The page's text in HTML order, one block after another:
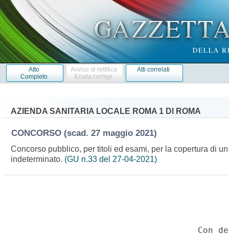
Atto
Completo
Avviso di rettifica
Errata corrige
Atti correlati
AZIENDA SANITARIA LOCALE ROMA 1 DI ROMA
CONCORSO (scad. 27 maggio 2021)
Concorso pubblico, per titoli ed esami, per la copertura di
indeterminato. (GU n.33 del 27-04-2021)